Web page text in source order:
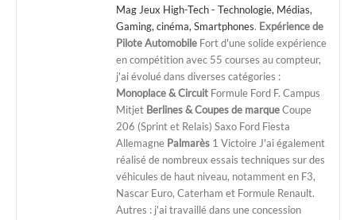
Mag Jeux High-Tech - Technologie, Médias,
Gaming, cinéma, Smartphones. Expérience de
Pilote Automobile Fort d'une solide expérience
en compétition avec 55 courses au compteur,
j'ai évolué dans diverses catégories :
Monoplace & Circuit Formule Ford F. Campus
Mitjet Berlines & Coupes de marqueCoupe
206 (Sprint et Relais) Saxo Ford Fiesta
Allemagne Palmarès 1 Victoire J'ai également
réalisé de nombreux essais techniques sur des
véhicules de haut niveau, notamment en F3,
Nascar Euro, Caterham et Formule Renault.
Autres : j'ai travaillé dans une concession